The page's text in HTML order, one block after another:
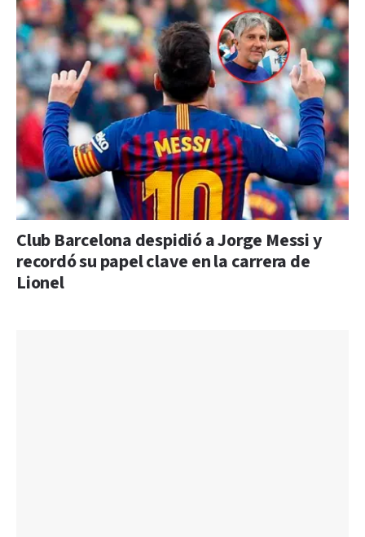
Club Barcelona despidió a Jorge Messi y
recordó su papel clave en la carrera de
Lionel